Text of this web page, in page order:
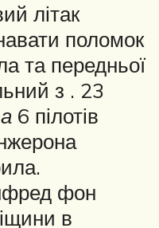
літак
поломок
та передньої
з . 23
6 пілотів
фон
в